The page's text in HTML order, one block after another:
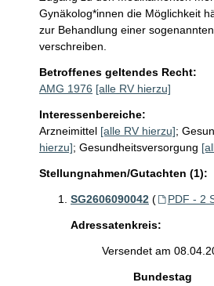
Gynäkolog*innen die Möglichkeit
zur Behandlung einer
verschreiben.
Betroffenes geltendes Recht:
AMG 1976 [alle RV hierzu]
Interessenbereiche:
Arzneimittel [alle RV hierzu];
hierzu]; Gesundheitsversorgung
Stellungnahmen/Gutachten (1):
SG2606090042 ( PDF - 2
Adressatenkreis:
Versendet am
Bundestag